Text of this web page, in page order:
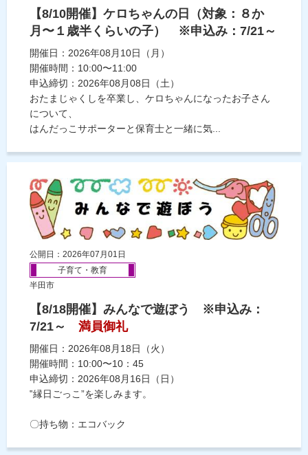
【8/10開催】ケロちゃんの日（対象：８か
月〜１歳半くらいの子） ※申込み：7/21～
開催日：2026年08月10日（月）
開催時間：10:00〜11:00
申込締切：2026年08月08日（土）
おたまじゃくしを卒業し、ケロちゃんになったお子さん
について、
はんだっこサポーターと保育士と一緒に気...
公開日：2026年07月01日
子育て・教育
半田市
【8/18開催】みんなで遊ぼう ※申込み：
7/21～
満員御礼
開催日：2026年08月18日（火）
開催時間：10:00〜10：45
申込締切：2026年08月16日（日）
‟縁日ごっこ”を楽しみます。
〇持ち物：エコバック